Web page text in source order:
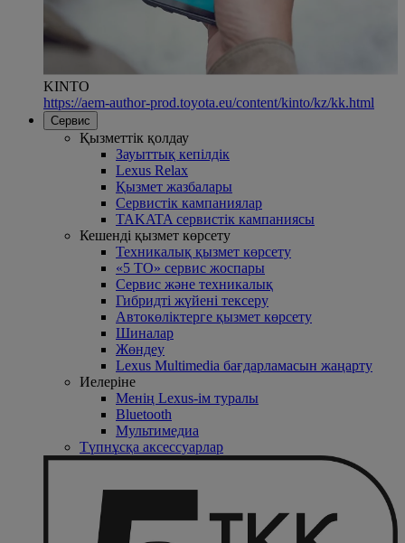
KINTO
https://aem-author-prod.toyota.eu/content/kinto/kz/kk.html
Сервис
Қызметтік қолдау
Зауыттық кепілдік
Lexus Relax
Қызмет жазбалары
Сервистік кампаниялар
TAKATA сервистік кампаниясы
Кешенді қызмет көрсету
Техникалық қызмет көрсету
«5 ТО» сервис жоспары
Сервис және техникалық
Гибридті жүйені тексеру
Автокөліктерге қызмет көрсету
Шиналар
Жөндеу
Lexus Multimedia бағдарламасын жаңарту
Иелеріне
Менің Lexus-ім туралы
Bluetooth
Mультимедиа
Түпнұсқа аксессуарлар